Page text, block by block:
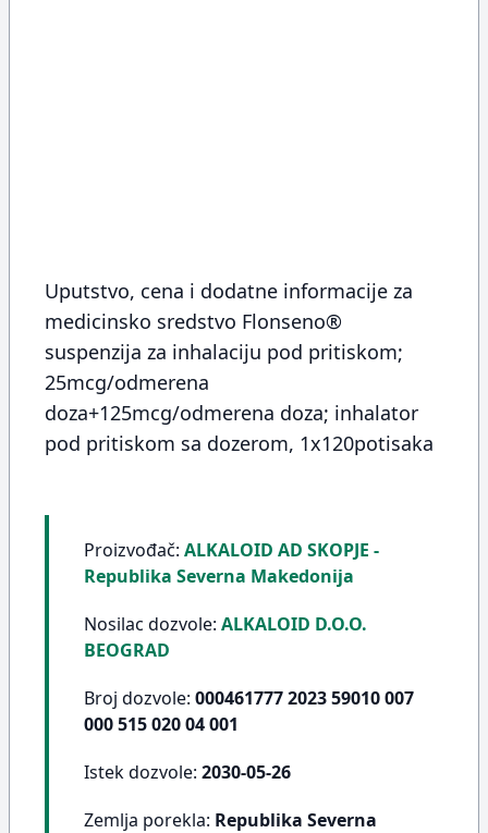
Uputstvo, cena i dodatne informacije za
medicinsko sredstvo Flonseno®
suspenzija za inhalaciju pod pritiskom;
25mcg/odmerena
doza+125mcg/odmerena doza; inhalator
pod pritiskom sa dozerom, 1x120potisaka
Proizvođač: ALKALOID AD SKOPJE -
Republika Severna Makedonija
Nosilac dozvole: ALKALOID D.O.O.
BEOGRAD
Broj dozvole: 000461777 2023 59010 007
000 515 020 04 001
Istek dozvole: 2030-05-26
Zemlja porekla: Republika Severna